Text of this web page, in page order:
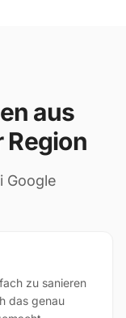
aus
Region
Google
zu sanieren
das genau